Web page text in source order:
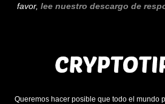
favor, lee nuestro descargo de
Queremos hacer posible que todo el mundo